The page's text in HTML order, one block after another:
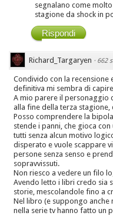
segnalano come
stagione da shock in
Rispondi
Richard_Targaryen · 662
Condivido con la recensione
definitiva mi sembra di
A mio parere il personaggio
alla fine della terza
Posso comprendere la
stende i panni, che gioca
tutti senza alcun motivo
disperato e vuole scappare
persone senza senso e
sopravvissuti.
Non riesco a vedere un filo
Avendo letto i libri credo sia
storie, mescolandole fino a
Nel libro (e suppongo
nella serie tv hanno fatto un